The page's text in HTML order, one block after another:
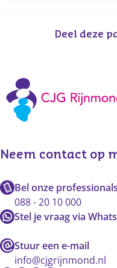
Deel deze
Neem contact op
Bel onze
088 - 20 10 000
Stel je vraag via
Stuur een e-mail
info@cjgrijnmond.nl